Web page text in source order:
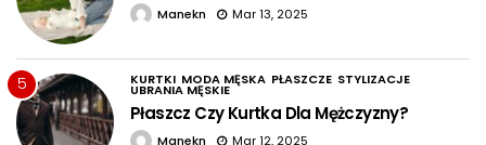
Manekn Mar 13, 2025
5 KURTKI MODA MĘSKA PŁASZCZE STYLIZACJE
UBRANIA MĘSKIE
Płaszcz Czy Kurtka Dla Mężczyzny?
Manekn Mar 12, 2025